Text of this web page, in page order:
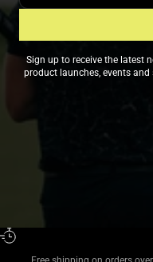
Sign up to receive the latest
product launches, events